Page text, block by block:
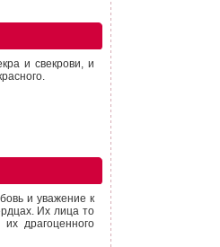
и свекрови, и
и уважение к
Их лица то
драгоценного